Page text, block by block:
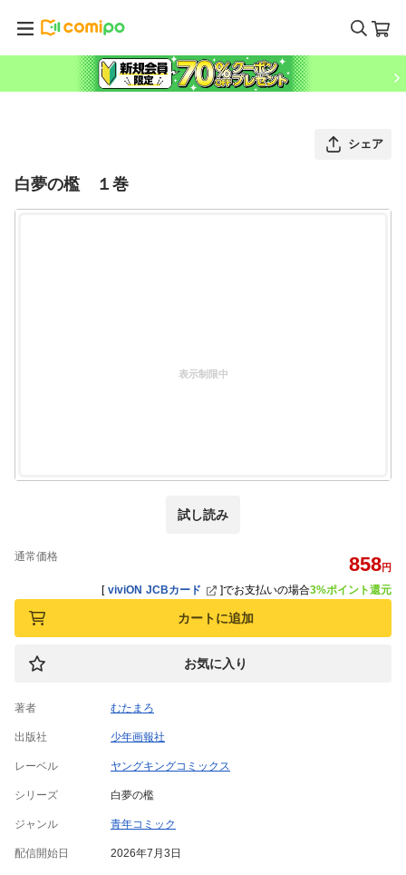
シェア
白夢の檻 １巻
表示制限中
試し読み
通常価格 858円
[ viviON JCBカード ]でお支払いの場合3%ポイント還元
カートに追加
お気に入り
著者 むたまろ
出版社 少年画報社
レーベル ヤングキングコミックス
シリーズ 白夢の檻
ジャンル 青年コミック
配信開始日 2026年7月3日